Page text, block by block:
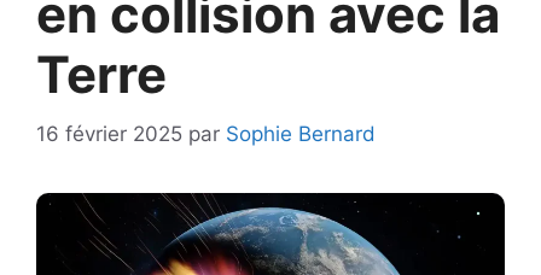
en collision avec la
Terre
16 février 2025 par Sophie Bernard